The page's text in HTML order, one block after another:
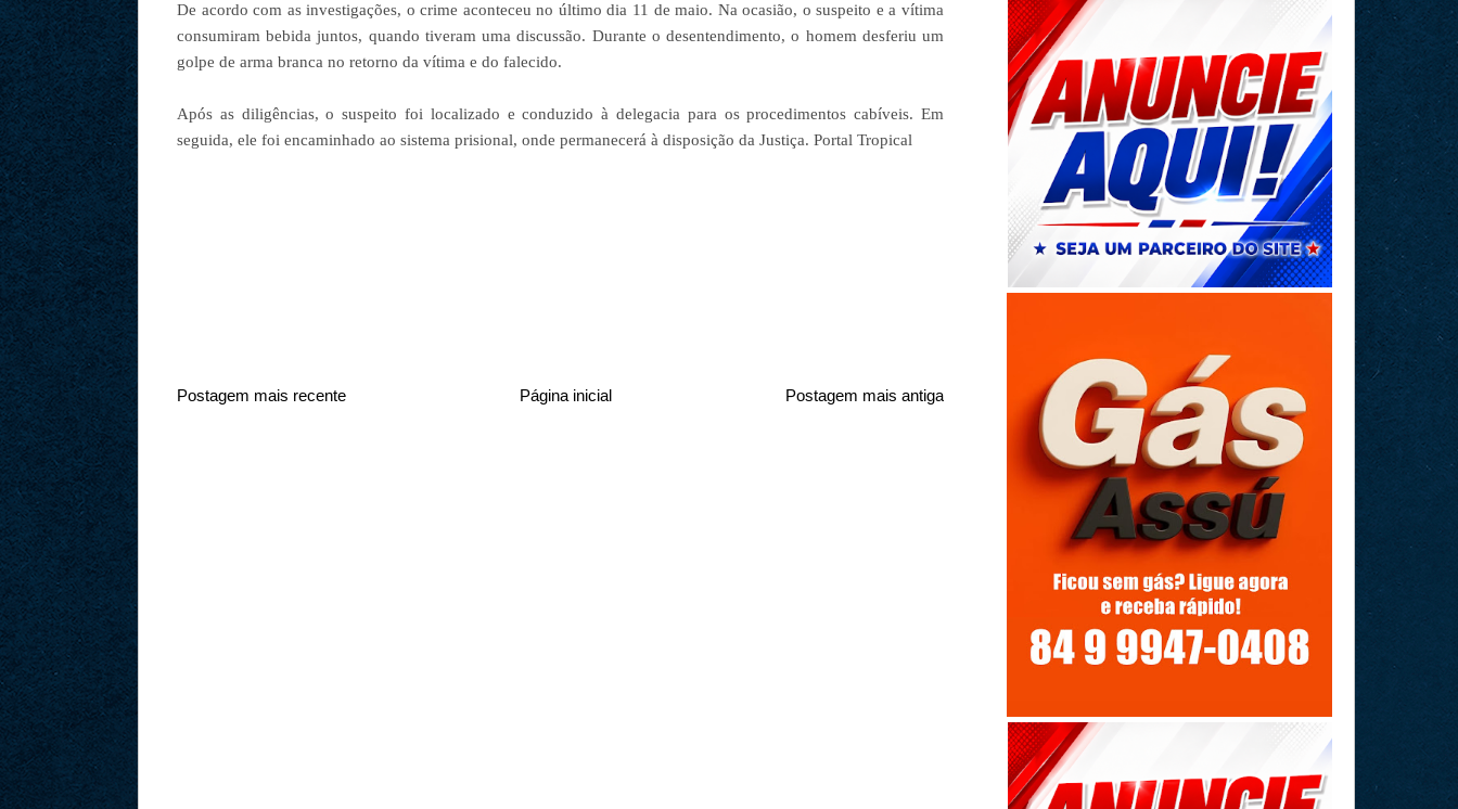
De acordo com as investigações, o crime aconteceu no último dia 11 de maio. Na ocasião, o suspeito e a vítima
consumiram bebida juntos, quando tiveram uma discussão. Durante o desentendimento, o homem desferiu um
golpe de arma branca no retorno da vítima e do falecido.
Após as diligências, o suspeito foi localizado e conduzido à delegacia para os procedimentos cabíveis. Em
seguida, ele foi encaminhado ao sistema prisional, onde permanecerá à disposição da Justiça. Portal Tropical
Postagem mais recente Postagem mais antiga
Página inicial